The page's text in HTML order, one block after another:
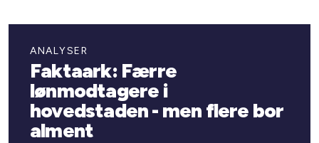
ANALYSER
Faktaark: Færre
lønmodtagere i
hovedstaden - men flere bor
alment